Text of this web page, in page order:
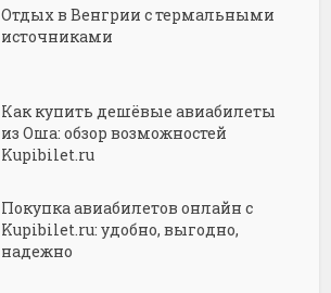
Отдых в Венгрии с термальными
источниками
Как купить дешёвые авиабилеты
из Оша: обзор возможностей
Kupibilet.ru
Покупка авиабилетов онлайн с
Kupibilet.ru: удобно, выгодно,
надежно